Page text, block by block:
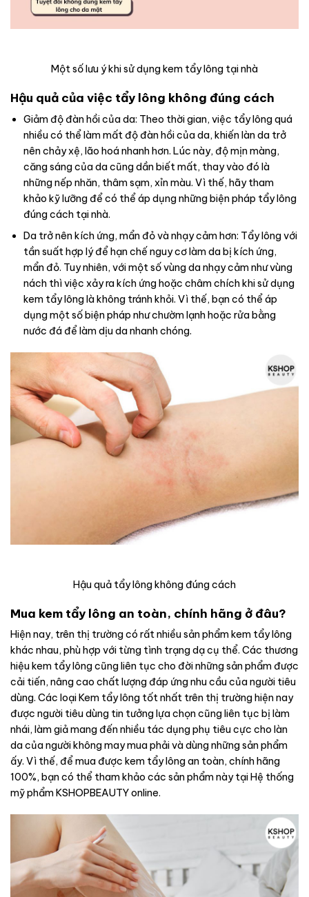
Một số lưu ý khi sử dụng kem tẩy lông tại nhà
Hậu quả của việc tẩy lông không đúng cách
Giảm độ đàn hồi của da: Theo thời gian, việc tẩy lông quá
nhiều có thể làm mất độ đàn hồi của da, khiến làn da trở
nên chảy xệ, lão hoá nhanh hơn. Lúc này, độ mịn màng,
căng sáng của da cũng dần biết mất, thay vào đó là
những nếp nhăn, thâm sạm, xỉn màu. Vì thế, hãy tham
khảo kỹ lưỡng để có thể áp dụng những biện pháp tẩy lông
đúng cách tại nhà.
Da trở nên kích ứng, mẩn đỏ và nhạy cảm hơn: Tẩy lông với
tần suất hợp lý để hạn chế nguy cơ làm da bị kích ứng,
mẩn đỏ. Tuy nhiên, với một số vùng da nhạy cảm như vùng
nách thì việc xảy ra kích ứng hoặc châm chích khi sử dụng
kem tẩy lông là không tránh khỏi. Vì thế, bạn có thể áp
dụng một số biện pháp như chườm lạnh hoặc rửa bằng
nước đá để làm dịu da nhanh chóng.
Hậu quả tẩy lông không đúng cách
Mua kem tẩy lông an toàn, chính hãng ở đâu?
Hiện nay, trên thị trường có rất nhiều sản phẩm kem tẩy lông
khác nhau, phù hợp với từng tình trạng dạ cụ thể. Các thương
hiệu kem tẩy lông cũng liên tục cho đời những sản phẩm được
cải tiến, nâng cao chất lượng đáp ứng nhu cầu của người tiêu
dùng. Các loại Kem tẩy lông tốt nhất trên thị trường hiện nay
được người tiêu dùng tin tưởng lựa chọn cũng liên tục bị làm
nhái, làm giả mang đến nhiều tác dụng phụ tiêu cực cho làn
da của người không may mua phải và dùng những sản phẩm
ấy. Vì thế, để mua được kem tẩy lông an toàn, chính hãng
100%, bạn có thể tham khảo các sản phẩm này tại Hệ thống
mỹ phẩm KSHOPBEAUTY online.